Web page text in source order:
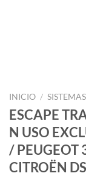
INICIO /
ESCAPE
N USO
/ PEUGEOT
CITROËN